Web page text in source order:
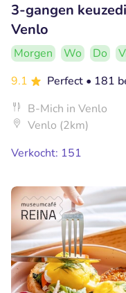
3-gangen
Venlo
Morgen Wo Do
9.1
Perfect • 181
B-Mich in Venlo
Venlo (2km)
Verkocht: 151